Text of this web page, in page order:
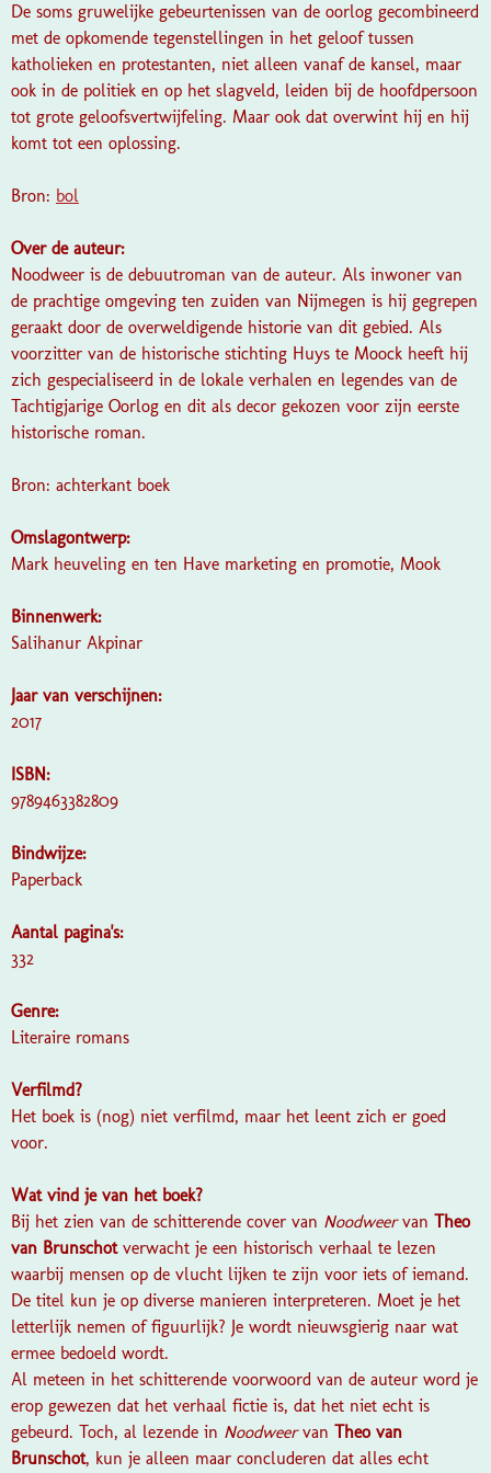
De soms gruwelijke gebeurtenissen van de oorlog gecombineerd
met de opkomende tegenstellingen in het geloof tussen
katholieken en protestanten, niet alleen vanaf de kansel, maar
ook in de politiek en op het slagveld, leiden bij de hoofdpersoon
tot grote geloofsvertwijfeling. Maar ook dat overwint hij en hij
komt tot een oplossing.
Bron: bol
Over de auteur:
Noodweer is de debuutroman van de auteur. Als inwoner van
de prachtige omgeving ten zuiden van Nijmegen is hij gegrepen
geraakt door de overweldigende historie van dit gebied. Als
voorzitter van de historische stichting Huys te Moock heeft hij
zich gespecialiseerd in de lokale verhalen en legendes van de
Tachtigjarige Oorlog en dit als decor gekozen voor zijn eerste
historische roman.
Bron: achterkant boek
Omslagontwerp:
Mark heuveling en ten Have marketing en promotie, Mook
Binnenwerk:
Salihanur Akpinar
Jaar van verschijnen:
2017
ISBN:
9789463382809
Bindwijze:
Paperback
Aantal pagina's:
332
Genre:
Literaire romans
Verfilmd?
Het boek is (nog) niet verfilmd, maar het leent zich er goed
voor.
Wat vind je van het boek?
Bij het zien van de schitterende cover van Noodweer van Theo
van Brunschot verwacht je een historisch verhaal te lezen
waarbij mensen op de vlucht lijken te zijn voor iets of iemand.
De titel kun je op diverse manieren interpreteren. Moet je het
letterlijk nemen of figuurlijk? Je wordt nieuwsgierig naar wat
ermee bedoeld wordt.
Al meteen in het schitterende voorwoord van de auteur word je
erop gewezen dat het verhaal fictie is, dat het niet echt is
gebeurd. Toch, al lezende in Noodweer van Theo van
Brunschot, kun je alleen maar concluderen dat alles echt